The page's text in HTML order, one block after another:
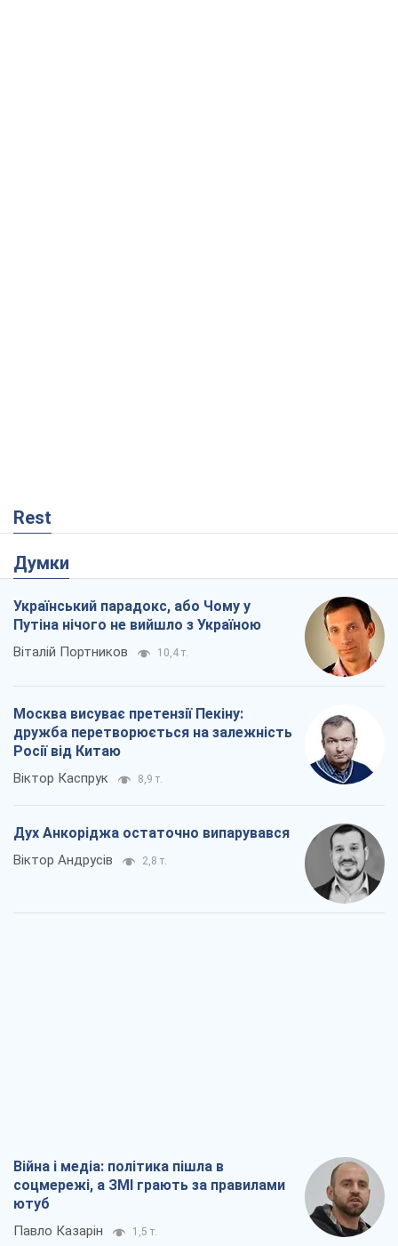
Rest
Думки
Український парадокс, або Чому у
Путіна нічого не вийшло з Україною
Віталій Портников 10,4 т.
Москва висуває претензії Пекіну:
дружба перетворюється на залежність
Росії від Китаю
Віктор Каспрук 8,9 т.
Дух Анкоріджа остаточно випарувався
Віктор Андрусів 2,8 т.
Війна і медіа: політика пішла в
соцмережі, а ЗМІ грають за правилами
ютуб
Павло Казарін 1,5 т.